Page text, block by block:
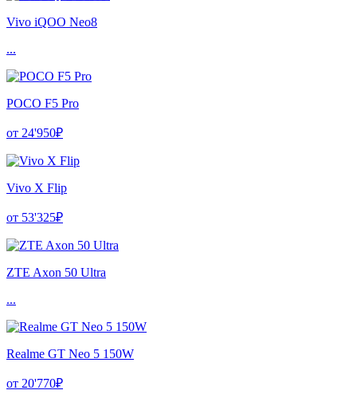
Vivo iQOO Neo8
...
POCO F5 Pro
от 24'950₽
Vivo X Flip
от 53'325₽
ZTE Axon 50 Ultra
...
Realme GT Neo 5 150W
от 20'770₽